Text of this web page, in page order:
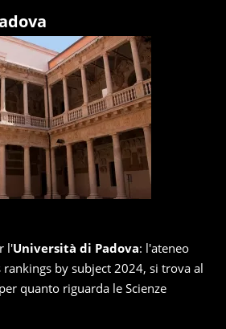
l'Università di Padova: l'ateneo
by subject 2024, si trova al
quanto riguarda le Scienze